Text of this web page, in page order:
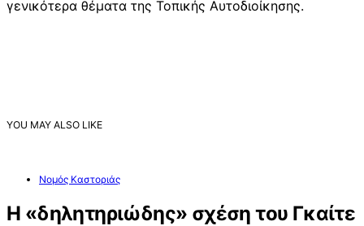
γενικότερα θέματα της Τοπικής Αυτοδιοίκησης.
YOU MAY ALSO LIKE
Νομός Καστοριάς
Η «δηλητηριώδης» σχέση του Γκαίτε